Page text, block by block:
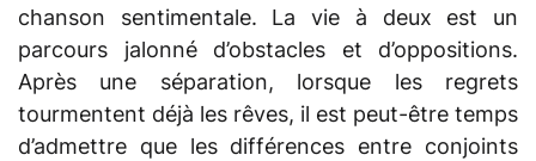
chanson sentimentale. La vie à deux est un
parcours jalonné d’obstacles et d’oppositions.
Après une séparation, lorsque les regrets
tourmentent déjà les rêves, il est peut-être temps
d’admettre que les différences entre conjoints